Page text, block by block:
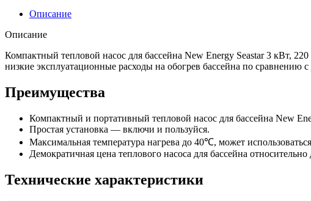
Описание
Описание
Компактный тепловой насос для бассейна New Energy Seastar 3 кВт,
низкие эксплуатационные расходы на обогрев бассейна по
Преимущества
Компактный и портативный тепловой насос для бассейна New
Простая установка — включи и пользуйся.
Максимальная температура нагрева до 40℃, может
Демократичная цена теплового насоса для бассейна
Технические характеристики